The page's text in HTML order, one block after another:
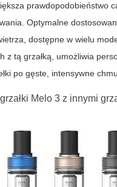
prawdopodobieństwo
Optymalne
dostępne w wielu
z tą grzałką, umożliwia
po gęste, intensywne
Melo 3 z innymi